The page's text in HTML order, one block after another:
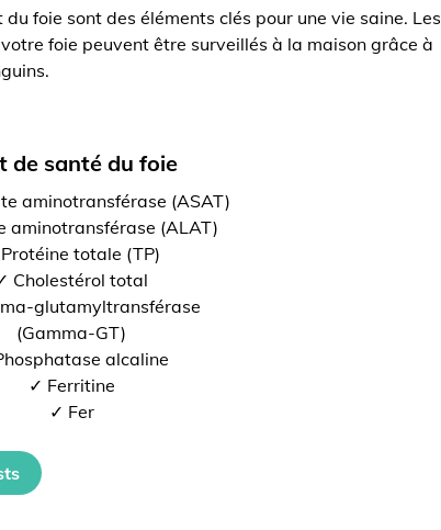
foie sont des éléments clés pour une vie saine. Les
foie peuvent être surveillés à la maison grâce à
de santé du foie
aminotransférase (ASAT)
aminotransférase (ALAT)
totale (TP)
Cholestérol total
glutamyltransférase
(Gamma-GT)
alcaline
✓ Ferritine
✓ Fer